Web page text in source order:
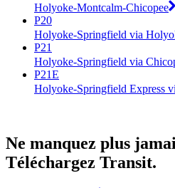
Holyoke-Montcalm-Chicopee
P20
Holyoke-Springfield via
P21
Holyoke-Springfield via
P21E
Holyoke-Springfield Express
Ne manquez plus
Téléchargez Transit.